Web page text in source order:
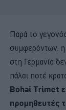
Παρά το
συμφερόντων,
στη Γερμανία
πάλαι ποτέ
Bohai Trimet
προμηθευτές